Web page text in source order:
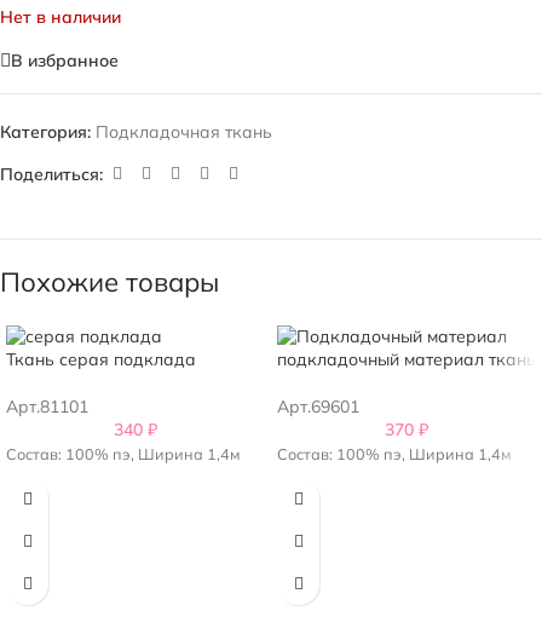
Нет в наличии
В избранное
Категория: Подкладочная ткань
Поделиться:
Похожие товары
Ткань серая подклада
Арт.81101
340 ₽
Состав: 100% пэ, Ширина 1,4м
подкладочный материал ткань
Арт.69601
370 ₽
Состав: 100% пэ, Ширина 1,4м